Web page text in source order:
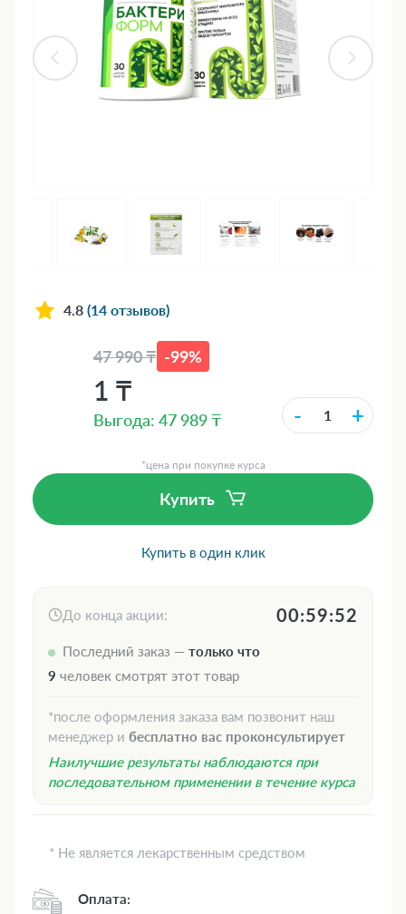
4.8 (14 отзывов)
47 990 ₸ -99%
1 ₸
Выгода: 47 989 ₸ - +
*цена при покупке курса
Купить
Купить в один клик
До конца акции: 00:59:51
Последний заказ — только что
8 человек смотрят этот товар
*после оформления заказа вам позвонит наш
менеджер и бесплатно вас проконсультирует
Наилучшие результаты наблюдаются при
последовательном применении в течение курса
* Не является лекарственным средством
Оплата: